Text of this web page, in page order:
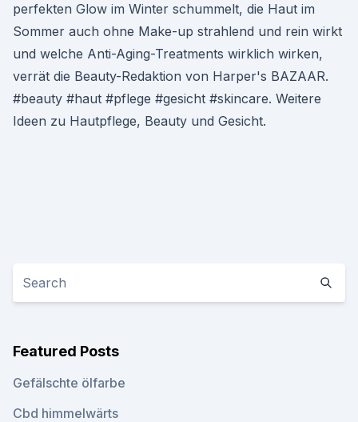
perfekten Glow im Winter schummelt, die Haut im
Sommer auch ohne Make-up strahlend und rein wirkt
und welche Anti-Aging-Treatments wirklich wirken,
verrät die Beauty-Redaktion von Harper's BAZAAR.
#beauty #haut #pflege #gesicht #skincare. Weitere
Ideen zu Hautpflege, Beauty und Gesicht.
Featured Posts
Gefälschte ölfarbe
Cbd himmelwärts